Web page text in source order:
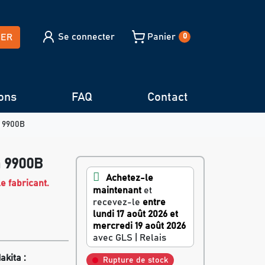
Se connecter Panier 0
FAQ Contact
fabricant.
:
Achetez-le
maintenantet
recevez-le entre
lundi 17 août 2026 et
mercredi 19 août 2026
avec GLS | Relais
Rupture de stock